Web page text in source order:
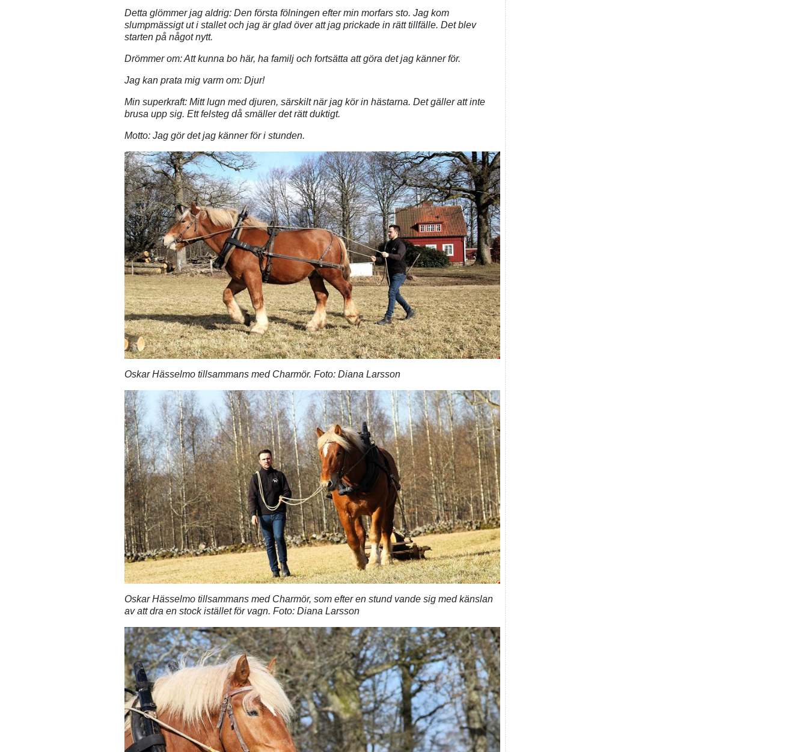
Detta glömmer jag aldrig: Den första fölningen efter min morfars sto. Jag kom
slumpmässigt ut i stallet och jag är glad över att jag prickade in rätt tillfälle. Det blev
starten på något nytt.
Drömmer om: Att kunna bo här, ha familj och fortsätta att göra det jag känner för.
Jag kan prata mig varm om: Djur!
Min superkraft: Mitt lugn med djuren, särskilt när jag kör in hästarna. Det gäller att inte
brusa upp sig. Ett felsteg då smäller det rätt duktigt.
Motto: Jag gör det jag känner för i stunden.
Oskar Hässelmo tillsammans med Charmör. Foto: Diana Larsson
Oskar Hässelmo tillsammans med Charmör, som efter en stund vande sig med känslan
av att dra en stock istället för vagn. Foto: Diana Larsson